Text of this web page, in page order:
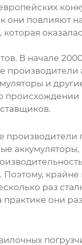
повлияют
В начале
и
происхождении
аккумуляторы,
раз
они